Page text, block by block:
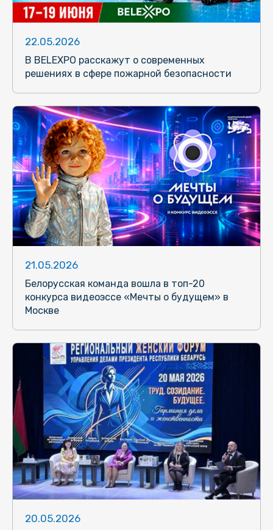
22.05.2026
В BELEXPO расскажут о современных
решениях в сфере пожарной безопасности
21.05.2026
Белорусская команда вошла в топ-20
конкурса видеоэссе «Мечты о будущем» в
Москве
20.05.2026